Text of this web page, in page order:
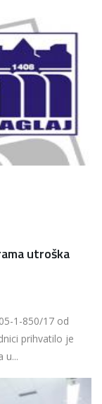
utroška
1-850/17 od
prihvatilo je
u...